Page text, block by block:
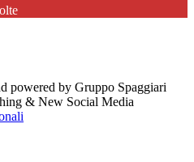
powered by Gruppo Spaggiari
& New Social Media